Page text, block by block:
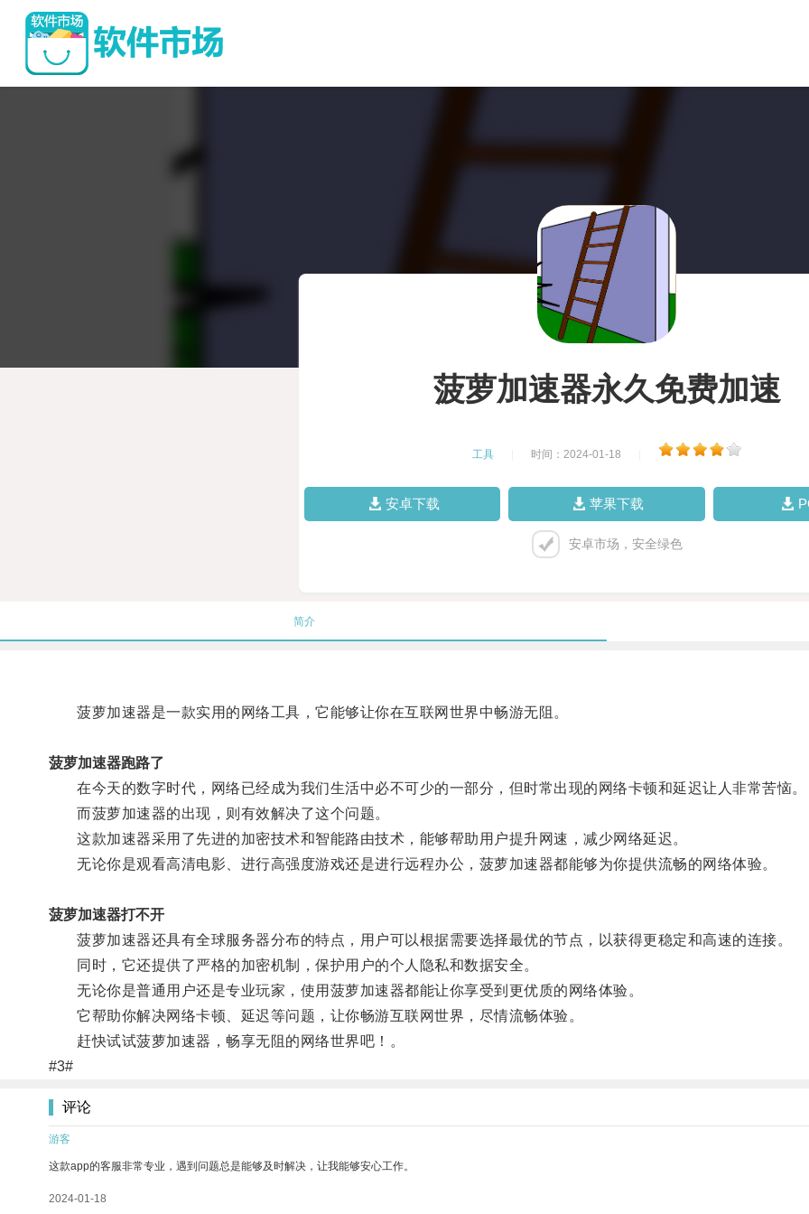
菠萝加速器永久免费加速
工具 时间：2024-01-18
安卓下载 苹果下载
安卓市场，安全绿色
简介
菠萝加速器是一款实用的网络工具，它能够让你在互联网世界中畅游无阻。
菠萝加速器跑路了
在今天的数字时代，网络已经成为我们生活中必不可少的一部分，但时常出现的网络卡顿和延迟让人非常苦恼。
而菠萝加速器的出现，则有效解决了这个问题。
这款加速器采用了先进的加密技术和智能路由技术，能够帮助用户提升网速，减少网络延迟。
无论你是观看高清电影、进行高强度游戏还是进行远程办公，菠萝加速器都能够为你提供流畅的网络体验。
菠萝加速器打不开
菠萝加速器还具有全球服务器分布的特点，用户可以根据需要选择最优的节点，以获得更稳定和高速的连接。
同时，它还提供了严格的加密机制，保护用户的个人隐私和数据安全。
无论你是普通用户还是专业玩家，使用菠萝加速器都能让你享受到更优质的网络体验。
它帮助你解决网络卡顿、延迟等问题，让你畅游互联网世界，尽情流畅体验。
赶快试试菠萝加速器，畅享无阻的网络世界吧！。
#3#
评论
游客
这款app的客服非常专业，遇到问题总是能够及时解决，让我能够安心工作。
2024-01-18